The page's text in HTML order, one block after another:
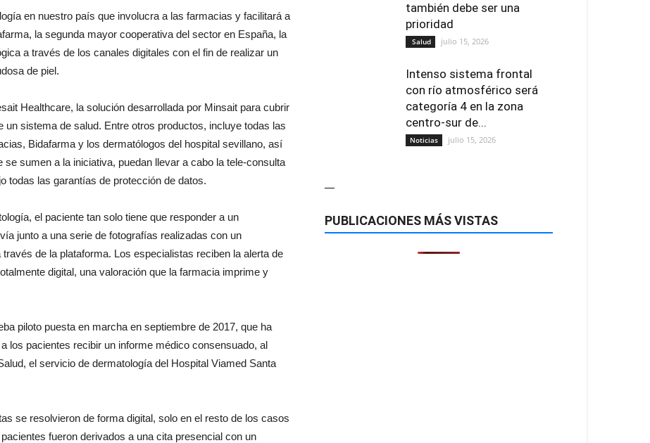
en nuestro país que involucra a las farmacias y facilitará a
la segunda mayor cooperativa del sector en España, la
a través de los canales digitales con el fin de realizar un
de piel.
Healthcare, la solución desarrollada por Minsait para cubrir
sistema de salud. Entre otros productos, incluye todas las
Bidafarma y los dermatólogos del hospital sevillano, así
sumen a la iniciativa, puedan llevar a cabo la tele-consulta
todas las garantías de protección de datos.
el paciente tan solo tiene que responder a un
junto a una serie de fotografías realizadas con un
de la plataforma. Los especialistas reciben la alerta de
digital, una valoración que la farmacia imprime y
piloto puesta en marcha en septiembre de 2017, que ha
los pacientes recibir un informe médico consensuado, al
el servicio de dermatología del Hospital Viamed Santa
se resolvieron de forma digital, solo en el resto de los casos
fueron derivados a una cita presencial con un
también debe ser una
prioridad
Salud julio 15, 2026
Intenso sistema frontal
con río atmosférico será
categoría 4 en la zona
centro-sur de...
Noticias julio 15, 2026
—
PUBLICACIONES MÁS VISTAS